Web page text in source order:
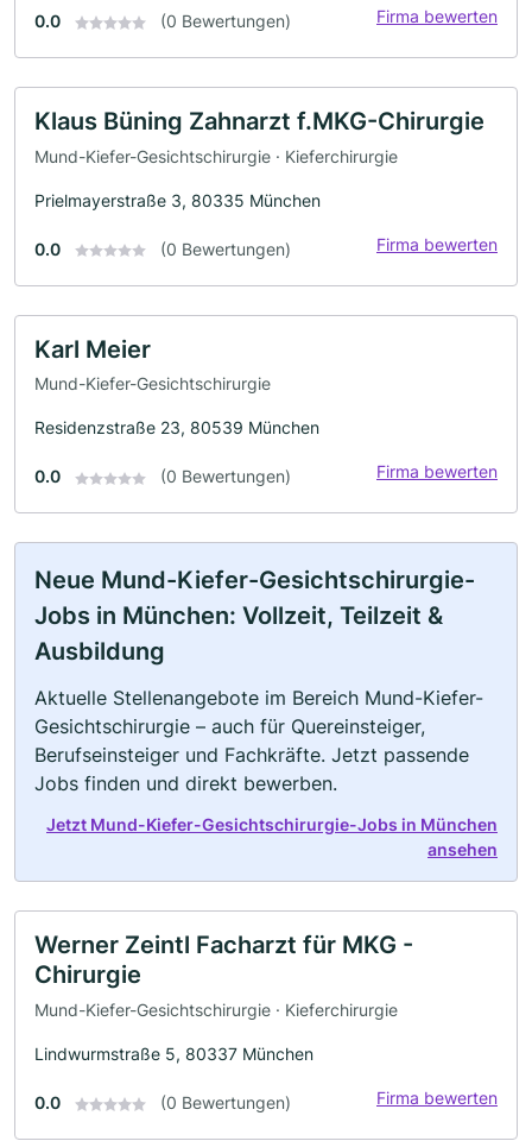
0.0 (0 Bewertungen) Firma bewerten
Klaus Büning Zahnarzt f.MKG-Chirurgie
Mund-Kiefer-Gesichtschirurgie · Kieferchirurgie
Prielmayerstraße 3, 80335 München
0.0 (0 Bewertungen) Firma bewerten
Karl Meier
Mund-Kiefer-Gesichtschirurgie
Residenzstraße 23, 80539 München
0.0 (0 Bewertungen) Firma bewerten
Neue Mund-Kiefer-Gesichtschirurgie-
Jobs in München: Vollzeit, Teilzeit &
Ausbildung
Aktuelle Stellenangebote im Bereich Mund-Kiefer-
Gesichtschirurgie – auch für Quereinsteiger,
Berufseinsteiger und Fachkräfte. Jetzt passende
Jobs finden und direkt bewerben.
Jetzt Mund-Kiefer-Gesichtschirurgie-Jobs in München
ansehen
Werner Zeintl Facharzt für MKG -
Chirurgie
Mund-Kiefer-Gesichtschirurgie · Kieferchirurgie
Lindwurmstraße 5, 80337 München
0.0 (0 Bewertungen) Firma bewerten